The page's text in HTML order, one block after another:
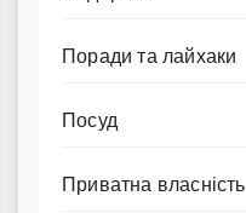
Поради та лайхаки
Посуд
Приватна власність